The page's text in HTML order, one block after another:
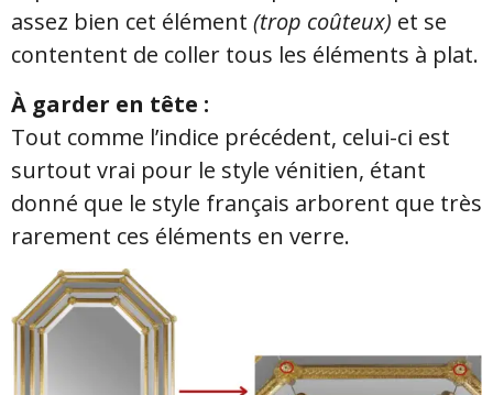
assez bien cet élément (trop coûteux) et se
contentent de coller tous les éléments à plat.
À garder en tête :
Tout comme l’indice précédent, celui-ci est
surtout vrai pour le style vénitien, étant
donné que le style français arborent que très
rarement ces éléments en verre.